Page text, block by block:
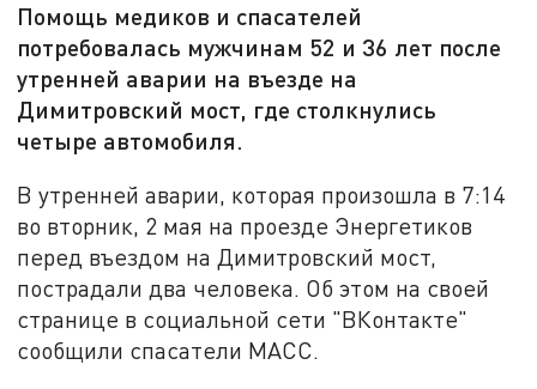
Помощь медиков и спасателей
потребовалась мужчинам 52 и 36 лет после
утренней аварии на въезде на
Димитровский мост, где столкнулись
четыре автомобиля.
В утренней аварии, которая произошла в 7:14
во вторник, 2 мая на проезде Энергетиков
перед въездом на Димитровский мост,
пострадали два человека. Об этом на своей
странице в социальной сети "ВКонтакте"
сообщили спасатели МАСС.